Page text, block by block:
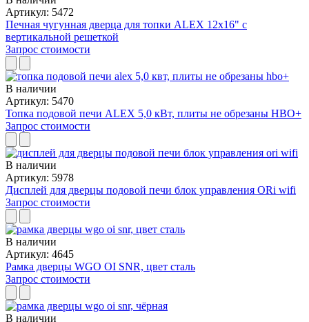
Артикул: 5472
Печная чугунная дверца для топки ALEX 12x16" с
вертикальной решеткой
Запрос стоимости
В наличии
Артикул: 5470
Топка подовой печи ALEX 5,0 кВт, плиты не обрезаны HBO+
Запрос стоимости
В наличии
Артикул: 5978
Дисплей для дверцы подовой печи блок управления ORi wifi
Запрос стоимости
В наличии
Артикул: 4645
Рамка дверцы WGO OI SNR, цвет сталь
Запрос стоимости
В наличии